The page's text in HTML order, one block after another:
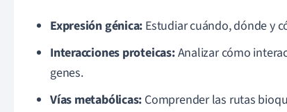
Expresión génica: Estudiar cuándo, dónde y
Interacciones proteicas:Analizar cómo
genes.
Vías metabólicas: Comprender las rutas